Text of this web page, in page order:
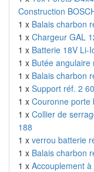
Construction
1 x Balais charbon
1 x Chargeur GAL
1 x Batterie 18V Li-
1 x Butée angulaire
1 x Balais charbon
1 x Support réf. 2
1 x Couronne porte
1 x Collier de
188
1 x verrou batterie
1 x Balais charbon
1 x Accouplement